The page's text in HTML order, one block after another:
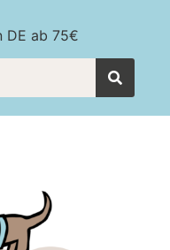
DE ab 75€